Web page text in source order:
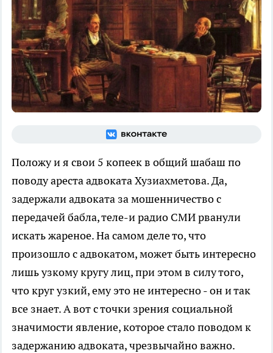
Положу и я свои 5 копеек в общий шабаш по
поводу ареста адвоката Хузиахметова. Да,
задержали адвоката за мошенничество с
передачей бабла, теле-и радио СМИ рванули
искать жареное. На самом деле то, что
произошло с адвокатом, может быть интересно
лишь узкому кругу лиц, при этом в силу того,
что круг узкий, ему это не интересно - он и так
все знает. А вот с точки зрения социальной
значимости явление, которое стало поводом к
задержанию адвоката, чрезвычайно важно.